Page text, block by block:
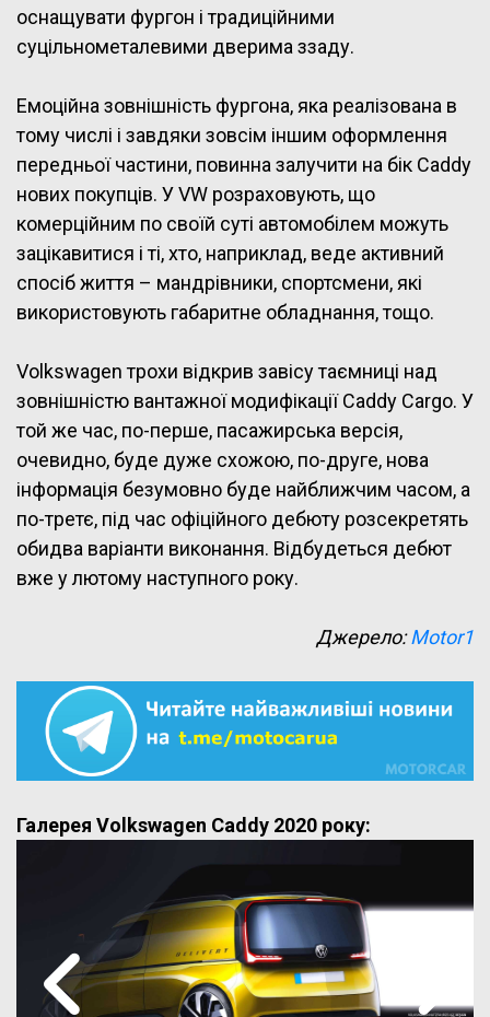
оснащувати фургон і традиційними
суцільнометалевими дверима ззаду.
Емоційна зовнішність фургона, яка реалізована в
тому числі і завдяки зовсім іншим оформлення
передньої частини, повинна залучити на бік Caddy
нових покупців. У VW розраховують, що
комерційним по своїй суті автомобілем можуть
зацікавитися і ті, хто, наприклад, веде активний
спосіб життя – мандрівники, спортсмени, які
використовують габаритне обладнання, тощо.
Volkswagen трохи відкрив завісу таємниці над
зовнішністю вантажної модифікації Caddy Cargo. У
той же час, по-перше, пасажирська версія,
очевидно, буде дуже схожою, по-друге, нова
інформація безумовно буде найближчим часом, а
по-третє, під час офіційного дебюту розсекретять
обидва варіанти виконання. Відбудеться дебют
вже у лютому наступного року.
Джерело:Motor1
Галерея Volkswagen Caddy 2020 року: